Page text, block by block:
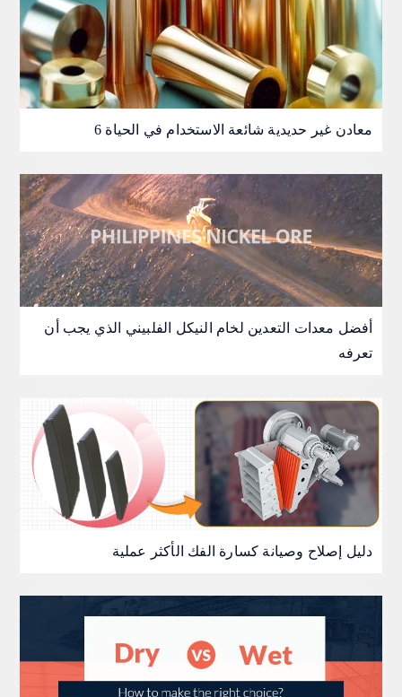
6 معادن غير حديدية شائعة الاستخدام في الحياة
أفضل معدات التعدين لخام النيكل الفلبيني الذي يجب أن
تعرفه
دليل إصلاح وصيانة كسارة الفك الأكثر عملية